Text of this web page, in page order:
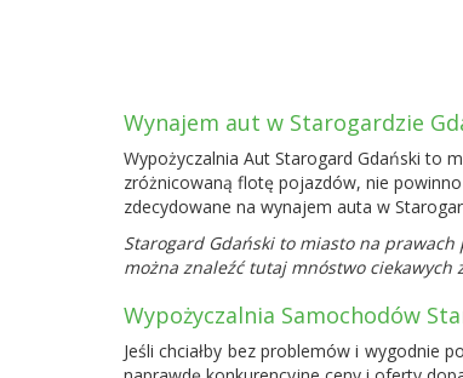
Wynajem aut w Starogardzie
Wypożyczalnia Aut Starogard Gdański to
zróżnicowaną flotę pojazdów, nie
zdecydowane na wynajem auta w
Starogard Gdański to miasto na
można znaleźć tutaj mnóstwo ciekawych
Wypożyczalnia Samochodów
Jeśli chciałby bez problemów i wygodnie